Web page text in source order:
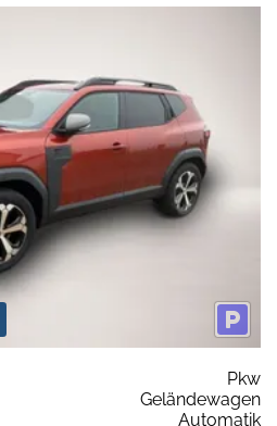
Pkw
Geländewagen
Automatik